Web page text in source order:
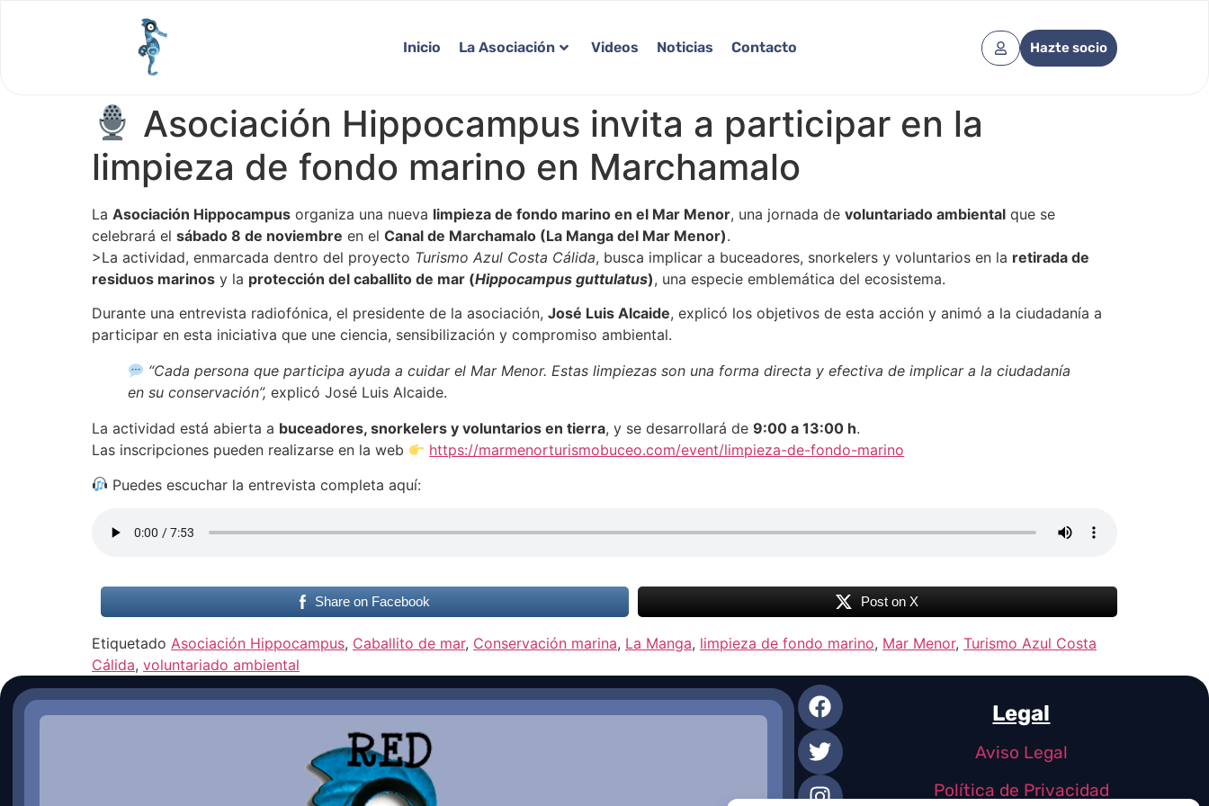
Inicio La Asociación Videos Noticias Contacto Hazte socio
Asociación Hippocampus invita a participar en la
limpieza de fondo marino en Marchamalo
La Asociación Hippocampus organiza una nueva limpieza de fondo marino en el Mar Menor, una jornada de voluntariado ambiental que se
celebrará el sábado 8 de noviembre en el Canal de Marchamalo (La Manga del Mar Menor).
>La actividad, enmarcada dentro del proyecto Turismo Azul Costa Cálida, busca implicar a buceadores, snorkelers y voluntarios en la retirada de
residuos marinos y la protección del caballito de mar (Hippocampus guttulatus), una especie emblemática del ecosistema.
Durante una entrevista radiofónica, el presidente de la asociación, José Luis Alcaide, explicó los objetivos de esta acción y animó a la ciudadanía a
participar en esta iniciativa que une ciencia, sensibilización y compromiso ambiental.
“Cada persona que participa ayuda a cuidar el Mar Menor. Estas limpiezas son una forma directa y efectiva de implicar a la ciudadanía
en su conservación”, explicó José Luis Alcaide.
La actividad está abierta a buceadores, snorkelers y voluntarios en tierra, y se desarrollará de 9:00 a 13:00 h.
Las inscripciones pueden realizarse en la web
https://marmenorturismobuceo.com/event/limpieza-de-fondo-marino
Puedes escuchar la entrevista completa aquí:
Share on Facebook Post on X
Etiquetado Asociación Hippocampus, Caballito de mar, Conservación marina, La Manga, limpieza de fondo marino, Mar Menor, Turismo Azul Costa
Cálida, voluntariado ambiental
Legal
Aviso Legal
Política de Privacidad